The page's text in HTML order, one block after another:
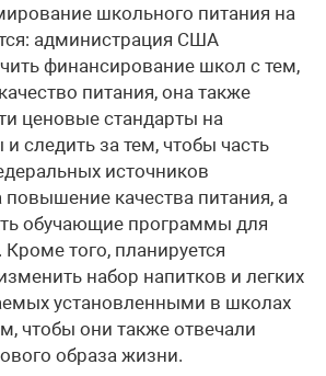
школьного питания на
администрация США
финансирование школ с тем,
питания, она также
ценовые стандарты на
следить за тем, чтобы часть
источников
повышение качества питания, а
обучающие программы для
того, планируется
набор напитков и легких
установленными в школах
чтобы они также отвечали
образа жизни.